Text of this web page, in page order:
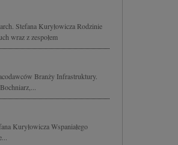
Stefana Kuryłowicza Rodzinie
wraz z zespołem
Branży Infrastruktury.
Kuryłowicza Wspaniałego